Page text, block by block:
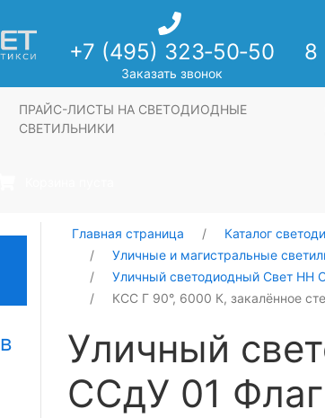
+7 (495) 323‑50‑50
Заказать звонок
8
ПРАЙС-ЛИСТЫ НА СВЕТОДИОДНЫЕ
СВЕТИЛЬНИКИ
Главная страница
Каталог
Уличные и магистральные
Уличный светодиодный Свет НН
КСС Г 90°, 6000 К, закалённое
Уличный
ССдУ 01